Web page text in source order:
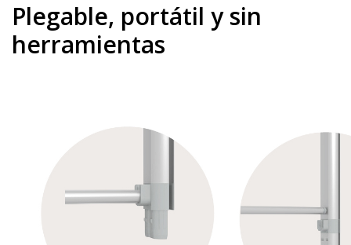
Plegable, portátil y sin
herramientas